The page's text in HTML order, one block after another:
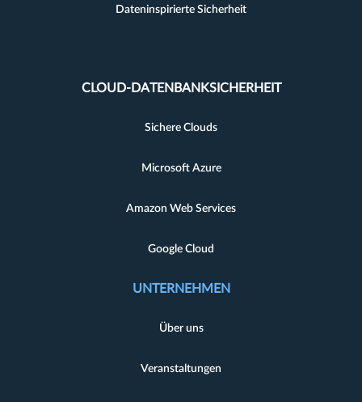
Dateninspirierte Sicherheit
CLOUD-DATENBANKSICHERHEIT
Sichere Clouds
Microsoft Azure
Amazon Web Services
Google Cloud
UNTERNEHMEN
Über uns
Veranstaltungen